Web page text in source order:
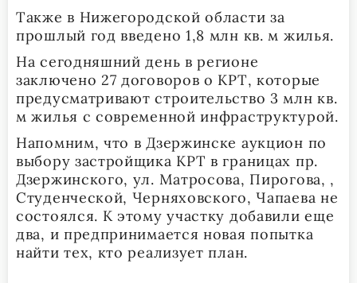
Также в Нижегородской области за
прошлый год введено 1,8 млн кв. м жилья.
На сегодняшний день в регионе
заключено 27 договоров о КРТ, которые
предусматривают строительство 3 млн кв.
м жилья с современной инфраструктурой.
Напомним, что в Дзержинске аукцион по
выбору застройщика КРТ в границах пр.
Дзержинского, ул. Матросова, Пирогова, ,
Студенческой, Черняховского, Чапаева не
состоялся. К этому участку добавили еще
два, и предпринимается новая попытка
найти тех, кто реализует план.